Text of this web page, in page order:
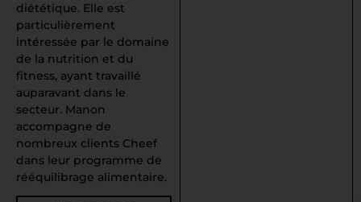
diététique. Elle est
particulièrement
intéressée par le domaine
de la nutrition et du
fitness, ayant travaillé
auparavant dans le
secteur. Manon
accompagne de
nombreux clients Cheef
dans leur programme de
rééquilibrage alimentaire.